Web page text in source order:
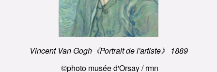
Vincent Van Gogh《Portrait de l'artiste》 1889
©photo musée d'Orsay / rmn